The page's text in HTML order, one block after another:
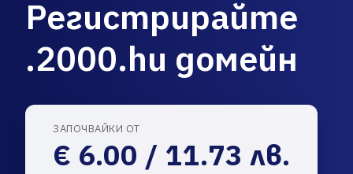
Регистрирайте
.2000.hu домейн
ЗАПОЧВАЙКИ ОТ
€ 6.00 / 11.73 лв.